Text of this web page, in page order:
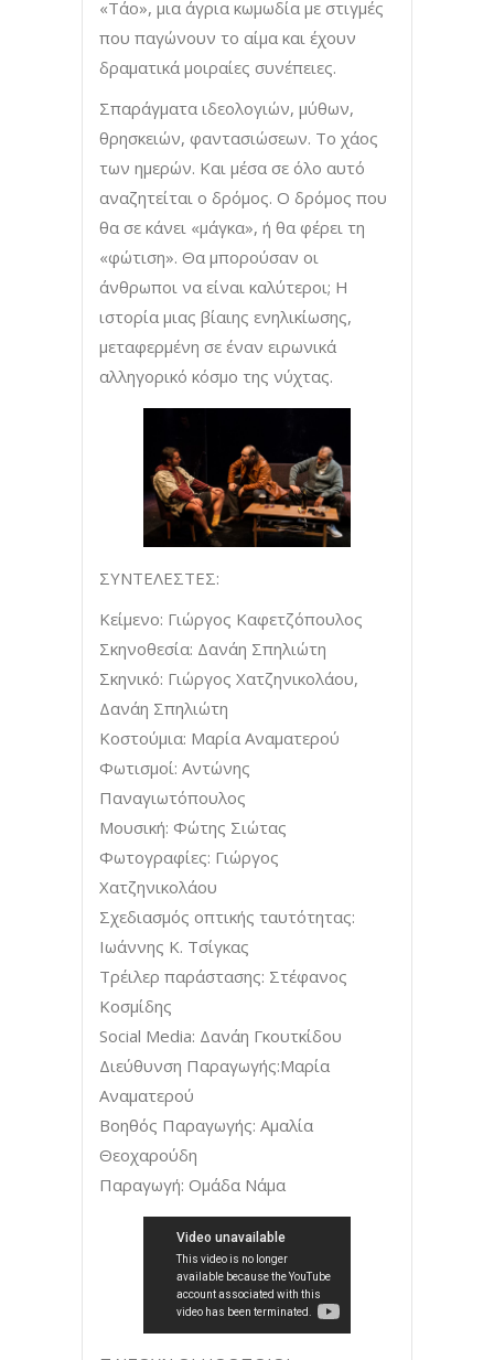
«Τάο», μια άγρια κωμωδία με στιγμές
που παγώνουν το αίμα και έχουν
δραματικά μοιραίες συνέπειες.
Σπαράγματα ιδεολογιών, μύθων,
θρησκειών, φαντασιώσεων. Το χάος
των ημερών. Και μέσα σε όλο αυτό
αναζητείται ο δρόμος. Ο δρόμος που
θα σε κάνει «μάγκα», ή θα φέρει τη
«φώτιση». Θα μπορούσαν οι
άνθρωποι να είναι καλύτεροι; Η
ιστορία μιας βίαιης ενηλικίωσης,
μεταφερμένη σε έναν ειρωνικά
αλληγορικό κόσμο της νύχτας.
ΣΥΝΤΕΛΕΣΤΕΣ:
Κείμενο: Γιώργος Καφετζόπουλος
Σκηνοθεσία: Δανάη Σπηλιώτη
Σκηνικό: Γιώργος Χατζηνικολάου,
Δανάη Σπηλιώτη
Κοστούμια: Μαρία Αναματερού
Φωτισμοί: Αντώνης
Παναγιωτόπουλος
Μουσική: Φώτης Σιώτας
Φωτογραφίες: Γιώργος
Χατζηνικολάου
Σχεδιασμός οπτικής ταυτότητας:
Ιωάννης Κ. Τσίγκας
Τρέιλερ παράστασης: Στέφανος
Κοσμίδης
Social Media: Δανάη Γκουτκίδου
Διεύθυνση Παραγωγής:Μαρία
Αναματερού
Βοηθός Παραγωγής: Αμαλία
Θεοχαρούδη
Παραγωγή: Ομάδα Νάμα